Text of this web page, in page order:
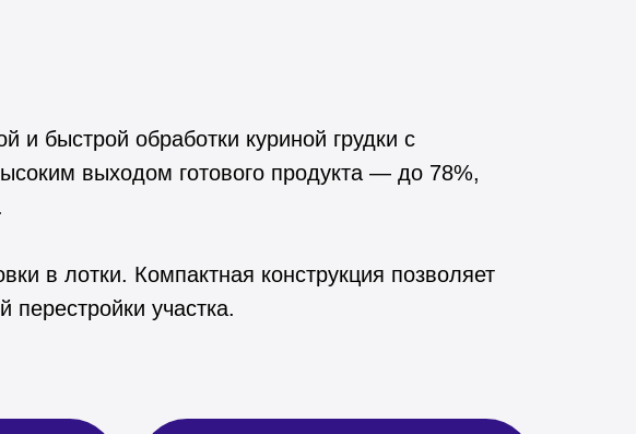
и быстрой обработки куриной грудки с
выходом готового продукта — до 78%,
в лотки. Компактная конструкция позволяет
участка.